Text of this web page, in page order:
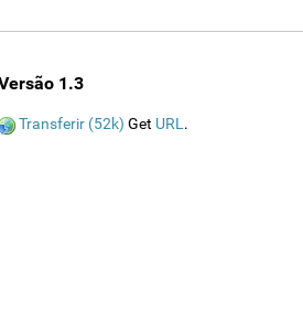
1.3
Transferir (52k) Get URL.